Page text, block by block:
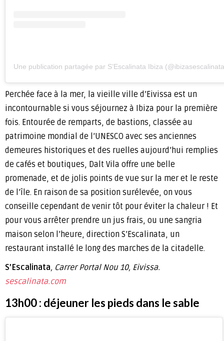
Une publication partagée par S’Escalinata Ibiza
Perchée face à la mer, la vieille ville d’Eivissa est un
incontournable si vous séjournez à Ibiza pour la première
fois. Entourée de remparts, de bastions, classée au
patrimoine mondial de l’UNESCO avec ses anciennes
demeures historiques et des ruelles aujourd’hui remplies
de cafés et boutiques, Dalt Vila offre une belle
promenade, et de jolis points de vue sur la mer et le reste
de l’île. En raison de sa position surélevée, on vous
conseille cependant de venir tôt pour éviter la chaleur ! Et
pour vous arrêter prendre un jus frais, ou une sangria
maison selon l’heure, direction S’Escalinata, un
restaurant installé le long des marches de la citadelle.
S’Escalinata, Carrer Portal Nou 10, Eivissa.
sescalinata.com
13h00 : déjeuner les pieds dans le sable